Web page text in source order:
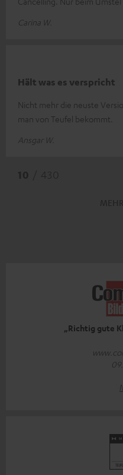
Carina W.
Hält was es verspricht
Nicht mehr die neuste
man von Teufel bekommt.
Ansgar W.
„Richtig gute